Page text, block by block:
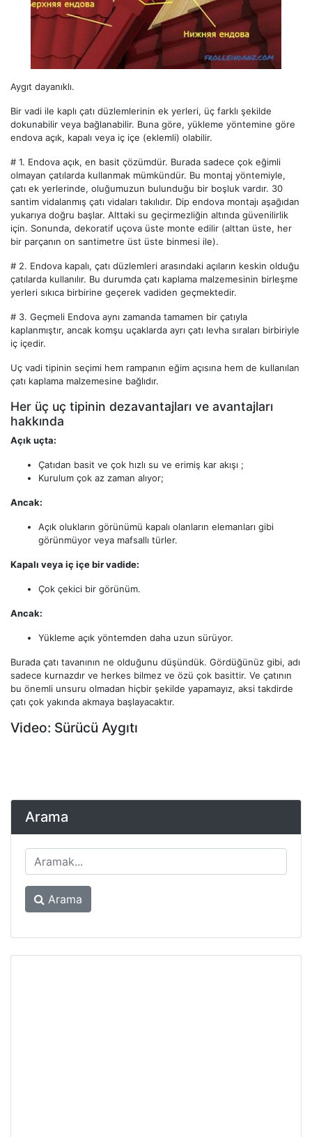
Aygıt dayanıklı.
Bir vadi ile kaplı çatı düzlemlerinin ek yerleri, üç farklı şekilde
dokunabilir veya bağlanabilir. Buna göre, yükleme yöntemine göre
endova açık, kapalı veya iç içe (eklemli) olabilir.
# 1. Endova açık, en basit çözümdür. Burada sadece çok eğimli
olmayan çatılarda kullanmak mümkündür. Bu montaj yöntemiyle,
çatı ek yerlerinde, oluğumuzun bulunduğu bir boşluk vardır. 30
santim vidalanmış çatı vidaları takılıdır. Dip endova montajı aşağıdan
yukarıya doğru başlar. Alttaki su geçirmezliğin altında güvenilirlik
için. Sonunda, dekoratif uçova üste monte edilir (alttan üste, her
bir parçanın on santimetre üst üste binmesi ile).
# 2. Endova kapalı, çatı düzlemleri arasındaki açıların keskin olduğu
çatılarda kullanılır. Bu durumda çatı kaplama malzemesinin birleşme
yerleri sıkıca birbirine geçerek vadiden geçmektedir.
# 3. Geçmeli Endova aynı zamanda tamamen bir çatıyla
kaplanmıştır, ancak komşu uçaklarda ayrı çatı levha sıraları birbiriyle
iç içedir.
Uç vadi tipinin seçimi hem rampanın eğim açısına hem de kullanılan
çatı kaplama malzemesine bağlıdır.
Her üç uç tipinin dezavantajları ve avantajları
hakkında
Açık uçta:
Çatıdan basit ve çok hızlı su ve erimiş kar akışı ;
Kurulum çok az zaman alıyor;
Ancak:
Açık olukların görünümü kapalı olanların elemanları gibi
görünmüyor veya mafsallı türler.
Kapalı veya iç içe bir vadide:
Çok çekici bir görünüm.
Ancak:
Yükleme açık yöntemden daha uzun sürüyor.
Burada çatı tavanının ne olduğunu düşündük. Gördüğünüz gibi, adı
sadece kurnazdır ve herkes bilmez ve özü çok basittir. Ve çatının
bu önemli unsuru olmadan hiçbir şekilde yapamayız, aksi takdirde
çatı çok yakında akmaya başlayacaktır.
Video: Sürücü Aygıtı
Arama
Arama